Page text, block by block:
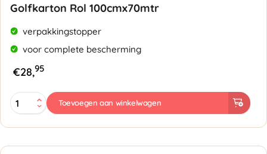
Golfkarton Rol 100cmx70mtr
verpakkingstopper
voor complete bescherming
€28,95
Golfkarton
Rol
aantal
Toevoegen aan winkelwagen